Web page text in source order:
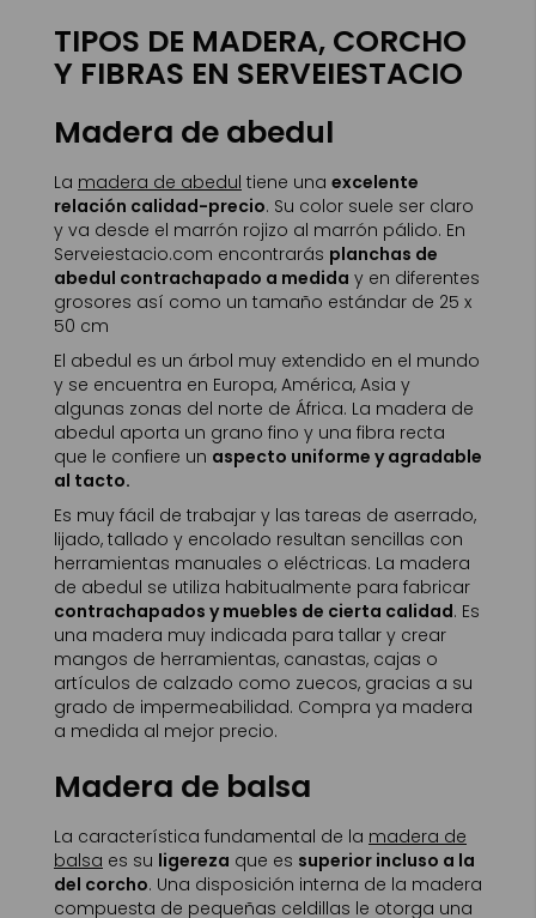
TIPOS DE MADERA, CORCHO
Y FIBRAS EN SERVEIESTACIO
Madera de abedul
La madera de abedul tiene una excelente
relación calidad-precio. Su color suele ser claro
y va desde el marrón rojizo al marrón pálido. En
Serveiestacio.com encontrarás planchas de
abedul contrachapado a medida y en diferentes
grosores así como un tamaño estándar de 25 x
50 cm
El abedul es un árbol muy extendido en el mundo
y se encuentra en Europa, América, Asia y
algunas zonas del norte de África. La madera de
abedul aporta un grano fino y una fibra recta
que le confiere un aspecto uniforme y agradable
al tacto.
Es muy fácil de trabajar y las tareas de aserrado,
lijado, tallado y encolado resultan sencillas con
herramientas manuales o eléctricas. La madera
de abedul se utiliza habitualmente para fabricar
contrachapados y muebles de cierta calidad. Es
una madera muy indicada para tallar y crear
mangos de herramientas, canastas, cajas o
artículos de calzado como zuecos, gracias a su
grado de impermeabilidad. Compra ya madera
a medida al mejor precio.
Madera de balsa
La característica fundamental de la madera de
balsa es su ligereza que es superior incluso a la
del corcho. Una disposición interna de la madera
compuesta de pequeñas celdillas le otorga una